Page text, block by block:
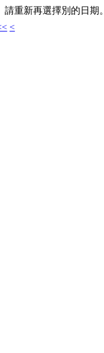
請重新再選擇別的日期
<